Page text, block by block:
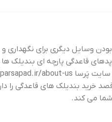
بودن وسایل دیگری برای
قاعدگی پارچه ای بندیلک
سایت پَرسا about-us/
خرید بندیلک های قاعدگی را
شما می کند.